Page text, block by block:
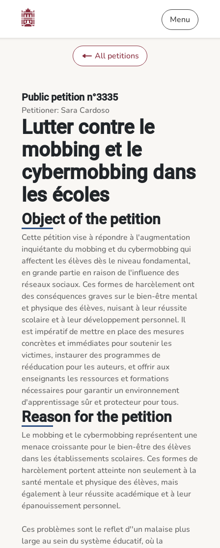
Lutter contre le mobbing et le cybermobbing dans les écoles
Menu
All petitions
Lutter contre le
mobbing et le
cybermobbing dans
les écoles
Public petition n°3335
Petitioner: Sara Cardoso
Object of the petition
Cette pétition vise à répondre à l'augmentation
inquiétante du mobbing et du cybermobbing qui
affectent les élèves dès le niveau fondamental,
en grande partie en raison de l'influence des
réseaux sociaux. Ces formes de harcèlement ont
des conséquences graves sur le bien-être mental
et physique des élèves, nuisant à leur réussite
scolaire et à leur développement personnel. Il
est impératif de mettre en place des mesures
concrètes et immédiates pour soutenir les
victimes, instaurer des programmes de
rééducation pour les auteurs, et offrir aux
enseignants les ressources et formations
nécessaires pour garantir un environnement
d'apprentissage sûr et protecteur pour tous.
Reason for the petition
Le mobbing et le cybermobbing représentent une
menace croissante pour le bien-être des élèves
dans les établissements scolaires. Ces formes de
harcèlement portent atteinte non seulement à la
santé mentale et physique des élèves, mais
également à leur réussite académique et à leur
épanouissement personnel.
Ces problèmes sont le reflet d''un malaise plus
large au sein du système éducatif, où la